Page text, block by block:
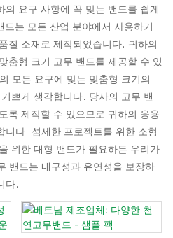
의 요구 사항에 꼭 맞는 밴드를 쉽게
는 모든 산업 분야에서 사용하기
질 소재로 제작되었습니다. 귀하의
춤형 크기 고무 밴드를 제공할 수 있
모든 요구에 맞는 맞춤형 크기의
쁘게 생각합니다. 당사의 고무 밴
록 제작할 수 있으므로 귀하의 응용
니다. 섬세한 프로젝트를 위한 소형
위한 대형 밴드가 필요하든 우리가
밴드는 내구성과 유연성을 보장하
다.